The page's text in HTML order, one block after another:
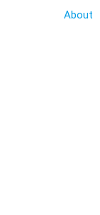
About